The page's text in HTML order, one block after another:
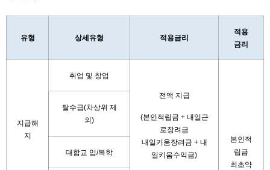
유형 상세유형 적용금리
적용
금리
지급해
지
취업 및 창업
전액 지급
(본인적립금 + 내일근
로장려금
내일키움장려금 + 내
일키움수익금)
본인적
립금
최초약
탈수급(차상위 제
외)
대합교 입/복학